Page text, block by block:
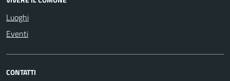
Luoghi
Eventi
CONTATTI